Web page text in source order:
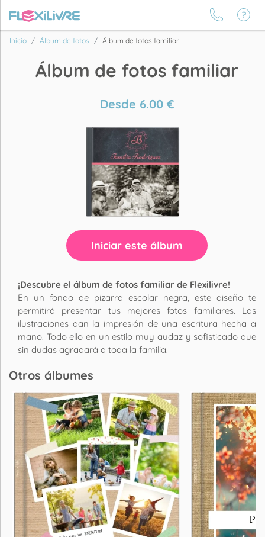
Inicio Álbum de fotos Álbum de fotos familiar
Álbum de fotos familiar
Desde 6.00€
Iniciar este álbum
¡Descubre el álbum de fotos familiar de Flexilivre!
En un fondo de pizarra escolar negra, este diseño te
permitirá presentar tus mejores fotos familiares. Las
ilustraciones dan la impresión de una escritura hecha a
mano. Todo ello en un estilo muy audaz y sofisticado que
sin dudas agradará a toda la familia.
Otros álbumes